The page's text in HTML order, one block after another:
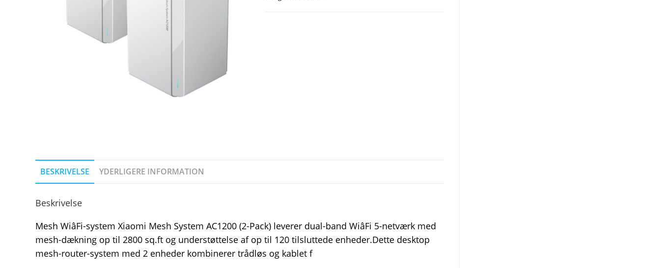
BESKRIVELSE YDERLIGERE INFORMATION
Beskrivelse
Mesh WiâFi-system Xiaomi Mesh System AC1200 (2-Pack) leverer dual-band WiâFi 5-netværk med
mesh-dækning op til 2800 sq.ft og understøttelse af op til 120 tilsluttede enheder.Dette desktop
mesh-router-system med 2 enheder kombinerer trådløs og kablet f